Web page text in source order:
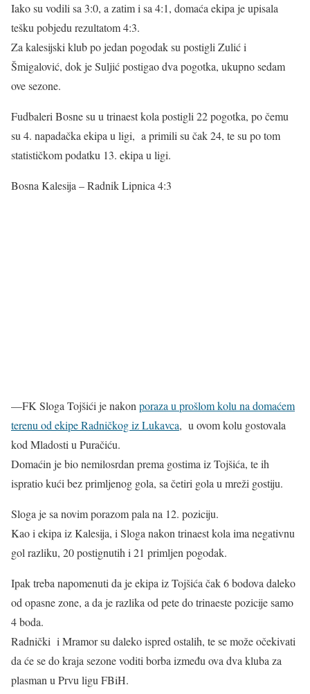
Iako su vodili sa 3:0, a zatim i sa 4:1, domaća ekipa je upisala
tešku pobjedu rezultatom 4:3.
Za kalesijski klub po jedan pogodak su postigli Zulić i
Šmigalović, dok je Suljić postigao dva pogotka, ukupno sedam
ove sezone.
Fudbaleri Bosne su u trinaest kola postigli 22 pogotka, po čemu
su 4. napadačka ekipa u ligi, a primili su čak 24, te su po tom
statističkom podatku 13. ekipa u ligi.
Bosna Kalesija – Radnik Lipnica 4:3
—FK Sloga Tojšići je nakon poraza u prošlom kolu na domaćem
terenu od ekipe Radničkog iz Lukavca, u ovom kolu gostovala
kod Mladosti u Puračiću.
Domaćin je bio nemilosrdan prema gostima iz Tojšića, te ih
ispratio kući bez primljenog gola, sa četiri gola u mreži gostiju.
Sloga je sa novim porazom pala na 12. poziciju.
Kao i ekipa iz Kalesija, i Sloga nakon trinaest kola ima negativnu
gol razliku, 20 postignutih i 21 primljen pogodak.
Ipak treba napomenuti da je ekipa iz Tojšića čak 6 bodova daleko
od opasne zone, a da je razlika od pete do trinaeste pozicije samo
4 boda.
Radnički i Mramor su daleko ispred ostalih, te se može očekivati
da će se do kraja sezone voditi borba između ova dva kluba za
plasman u Prvu ligu FBiH.